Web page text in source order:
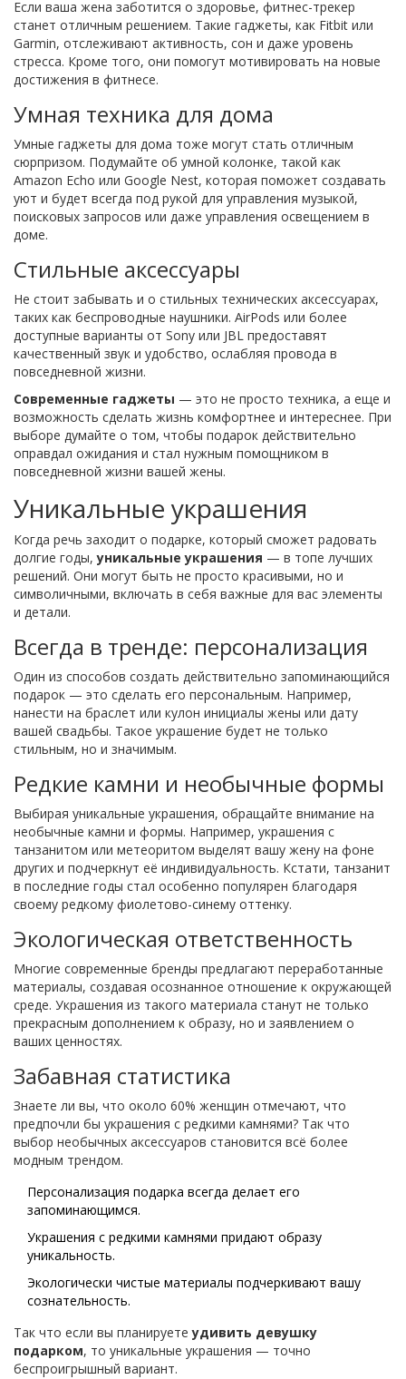
Если ваша жена заботится о здоровье, фитнес-трекер
станет отличным решением. Такие гаджеты, как Fitbit или
Garmin, отслеживают активность, сон и даже уровень
стресса. Кроме того, они помогут мотивировать на новые
достижения в фитнесе.
Умная техника для дома
Умные гаджеты для дома тоже могут стать отличным
сюрпризом. Подумайте об умной колонке, такой как
Amazon Echo или Google Nest, которая поможет создавать
уют и будет всегда под рукой для управления музыкой,
поисковых запросов или даже управления освещением в
доме.
Стильные аксессуары
Не стоит забывать и о стильных технических аксессуарах,
таких как беспроводные наушники. AirPods или более
доступные варианты от Sony или JBL предоставят
качественный звук и удобство, ослабляя провода в
повседневной жизни.
Современные гаджеты — это не просто техника, а еще и
возможность сделать жизнь комфортнее и интереснее. При
выборе думайте о том, чтобы подарок действительно
оправдал ожидания и стал нужным помощником в
повседневной жизни вашей жены.
Уникальные украшения
Когда речь заходит о подарке, который сможет радовать
долгие годы,уникальные украшения — в топе лучших
решений. Они могут быть не просто красивыми, но и
символичными, включать в себя важные для вас элементы
и детали.
Всегда в тренде: персонализация
Один из способов создать действительно запоминающийся
подарок — это сделать его персональным. Например,
нанести на браслет или кулон инициалы жены или дату
вашей свадьбы. Такое украшение будет не только
стильным, но и значимым.
Редкие камни и необычные формы
Выбирая уникальные украшения, обращайте внимание на
необычные камни и формы. Например, украшения с
танзанитом или метеоритом выделят вашу жену на фоне
других и подчеркнут её индивидуальность. Кстати, танзанит
в последние годы стал особенно популярен благодаря
своему редкому фиолетово-синему оттенку.
Экологическая ответственность
Многие современные бренды предлагают переработанные
материалы, создавая осознанное отношение к окружающей
среде. Украшения из такого материала станут не только
прекрасным дополнением к образу, но и заявлением о
ваших ценностях.
Забавная статистика
Знаете ли вы, что около 60% женщин отмечают, что
предпочли бы украшения с редкими камнями? Так что
выбор необычных аксессуаров становится всё более
модным трендом.
Персонализация подарка всегда делает его
запоминающимся.
Украшения с редкими камнями придают образу
уникальность.
Экологически чистые материалы подчеркивают вашу
сознательность.
Так что если вы планируетеудивить девушку
подарком, то уникальные украшения — точно
беспроигрышный вариант.